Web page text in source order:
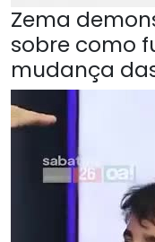
Zema
sobre como
mudança